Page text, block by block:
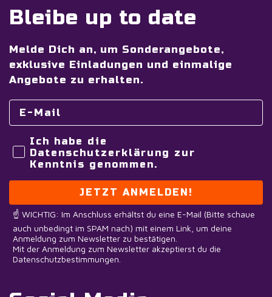
Bleibe up to date
Melde Dich an, um Sonderangebote,
exklusive Einladungen und einmalige
Angebote zu erhalten.
Ich habe die
Datenschutzerklärung zur
Kenntnis genommen.
JETZT ANMELDEN!
☝️ WICHTIG: Im Anschluss erhältst du eine E-Mail (Bitte schaue
auch unbedingt im SPAM nach) mit einem Link, um deine
Anmeldung zum Newsletter zu bestätigen.
Mit der Anmeldung zum Newsletter akzeptierst du die
Datenschutzbestimmungen.